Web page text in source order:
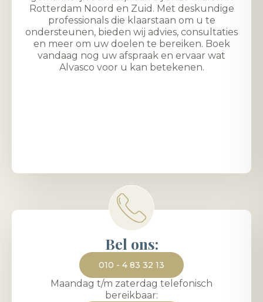
Rotterdam Noord en Zuid. Met deskundige
professionals die klaarstaan om u te
ondersteunen, bieden wij advies, consultaties
en meer om uw doelen te bereiken. Boek
vandaag nog uw afspraak en ervaar wat
Alvasco voor u kan betekenen.
Bel ons:
010 - 4 83 32 13
Maandag t/m zaterdag telefonisch
bereikbaar: